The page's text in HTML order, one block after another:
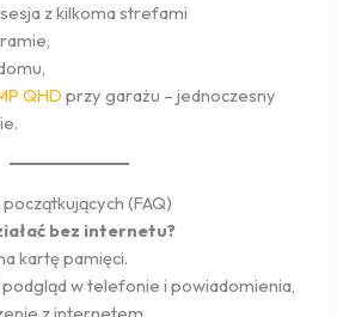
z kilkoma strefami
QHD przy garażu – jednoczesny
(FAQ)
bez internetu?
kartę pamięci.
podgląd w telefonie i powiadomienia,